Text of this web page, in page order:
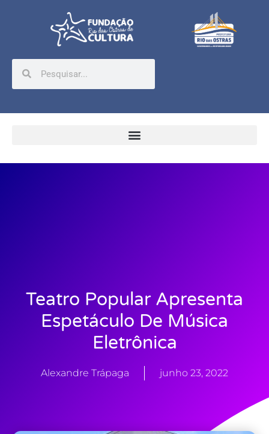
Teatro Popular Apresenta
Espetáculo De Música
Eletrônica
Alexandre Trápaga junho 23, 2022